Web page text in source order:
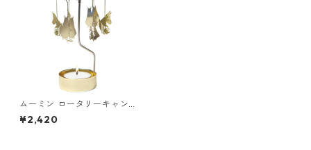
ムーミン ロータリーキャンド
ルホルダー MOOMIN 80周年
記念限定 プルートプロダクト
¥2,420